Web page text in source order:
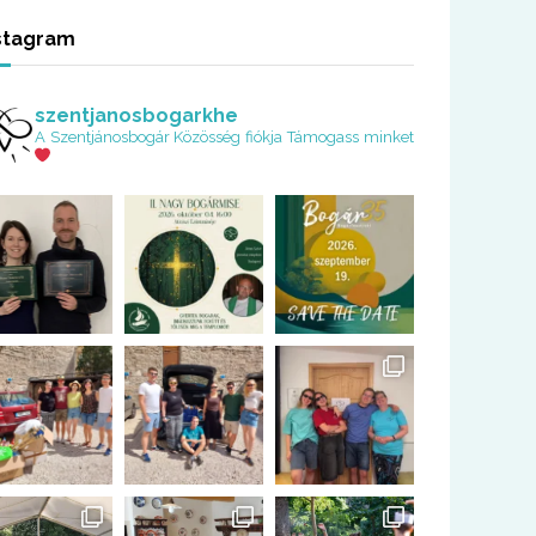
szentjanosbogarkhe
A Szentjánosbogár Közösség fiókja Támogass minket